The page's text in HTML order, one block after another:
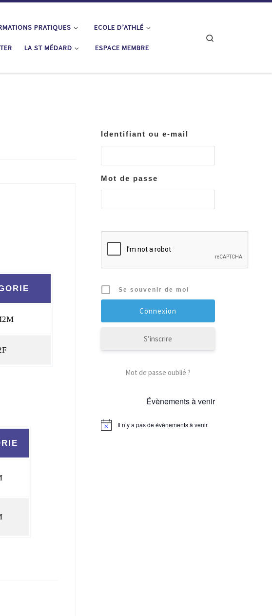
PRATIQUES ECOLE D’ATHLÉ
LA ST MÉDARD ESPACE MEMBRE
Identifiant ou e-mail
Mot de passe
Se souvenir de moi
S’inscrire
Mot de passe oublié ?
Évènements à venir
Il n’y a pas de évènements à venir.